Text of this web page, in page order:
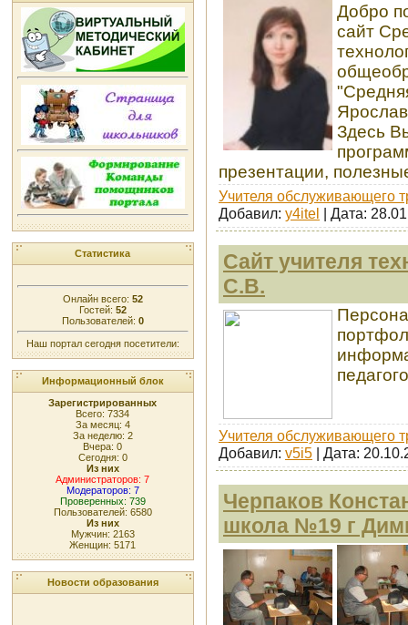
Статистика
Онлайн всего: 52
Гостей: 52
Пользователей: 0
Наш портал сегодня посетители:
Информационный блок
Зарегистрированных
Всего: 7334
За месяц: 4
За неделю: 2
Вчера: 0
Сегодня: 0
Из них
Администраторов: 7
Модераторов: 7
Проверенных: 739
Пользователей: 6580
Из них
Мужчин: 2163
Женщин: 5171
Новости образования
Добро
сайт
Здесь
презентации,
Учителя обслуживающего
Добавил: y4itel | Дата:
Сайт учителя
С.В.
Учителя обслуживающего
Добавил: v5i5 | Дата:
Черпаков
школа №19 г